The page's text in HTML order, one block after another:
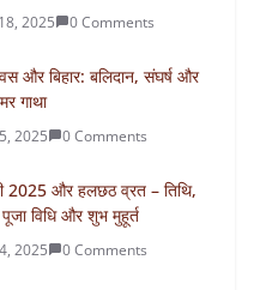
2025 0 Comments
और बिहार: बलिदान, संघर्ष और
गाथा
2025 0 Comments
2025 और हलछठ व्रत – तिथि,
विधि और शुभ मुहूर्त
2025 0 Comments